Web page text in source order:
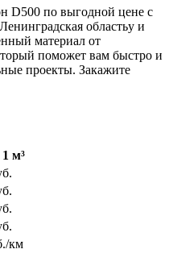
D500 по выгодной цене с
областьу и
материал от
поможет вам быстро и
проекты. Закажите
м³
км